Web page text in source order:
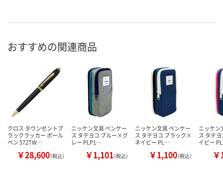
おすすめの関連商品
クロス タウンゼントブ
ラックラッカー ボール
ペン 572TW…
￥28,600（税込）
ニッケン文具 ペンケー
ス タテヨコ ブルー×グ
レー PLP1…
￥1,101（税込）
ニッケン文具 ペンケー
ス タテヨコ ブラック×
ネイビー PL…
￥1,100（税込）
ニッケン
ス タテ
イビー